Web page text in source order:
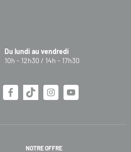
Du lundi au vendredi
10h - 12h30 / 14h - 17h30
NOTRE OFFRE